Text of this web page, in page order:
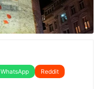
WhatsApp
Reddit